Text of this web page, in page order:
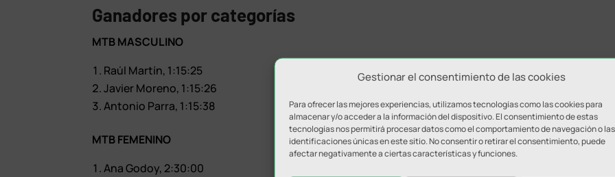
Gestionar el consentimiento de las cookies
Para ofrecer las mejores experiencias, utilizamos tecnologías como las cookies para
almacenar y/o acceder a la información del dispositivo. El consentimiento de estas
tecnologías nos permitirá procesar datos como el comportamiento de navegación o las
identificaciones únicas en este sitio. No consentir o retirar el consentimiento, puede
afectar negativamente a ciertas características y funciones.
Ganadores por categorías
MTB MASCULINO
Raúl Martín, 1:15:25
Javier Moreno, 1:15:26
Antonio Parra, 1:15:38
MTB FEMENINO
Ana Godoy, 2:30:00